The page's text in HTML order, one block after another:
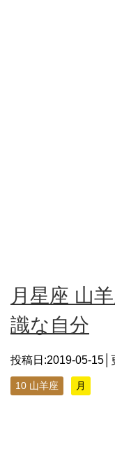
月星座 山
識な自分
投稿日:2019-05-15│
10 山羊座 月